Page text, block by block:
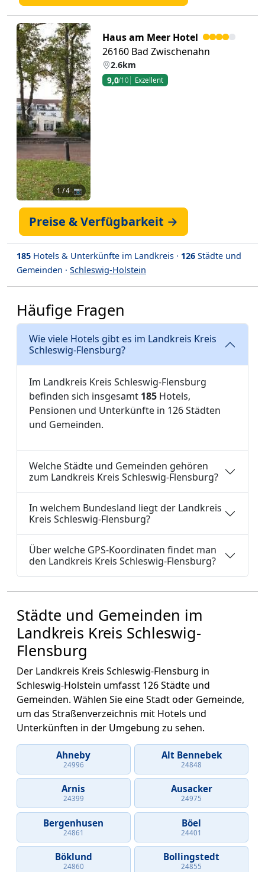
Zurück Weiter
1/ 4 📷
Haus am Meer Hotel
26160 Bad Zwischenahn
2.6km
9,0/10 Exzellent
Preise & Verfügbarkeit →
185 Hotels & Unterkünfte im Landkreis · 126 Städte und
Gemeinden · Schleswig-Holstein
Häufige Fragen
Wie viele Hotels gibt es im Landkreis Kreis
Schleswig-Flensburg?
Im Landkreis Kreis Schleswig-Flensburg
befinden sich insgesamt 185 Hotels,
Pensionen und Unterkünfte in 126 Städten
und Gemeinden.
Welche Städte und Gemeinden gehören
zum Landkreis Kreis Schleswig-Flensburg?
In welchem Bundesland liegt der Landkreis
Kreis Schleswig-Flensburg?
Über welche GPS-Koordinaten findet man
den Landkreis Kreis Schleswig-Flensburg?
Städte und Gemeinden im
Landkreis Kreis Schleswig-
Flensburg
Der Landkreis Kreis Schleswig-Flensburg in
Schleswig-Holstein umfasst 126 Städte und
Gemeinden. Wählen Sie eine Stadt oder Gemeinde,
um das Straßenverzeichnis mit Hotels und
Unterkünften in der Umgebung zu sehen.
Ahneby
24996
Alt Bennebek
24848
Arnis
24399
Ausacker
24975
Bergenhusen
24861
Böel
24401
Böklund
24860
Bollingstedt
24855